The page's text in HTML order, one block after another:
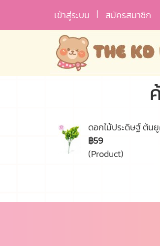
เข้าสู่ระบบ สมัครสมาชิก
ดอกไม้ประดิษฐ์ ต้น
฿59
(Product)